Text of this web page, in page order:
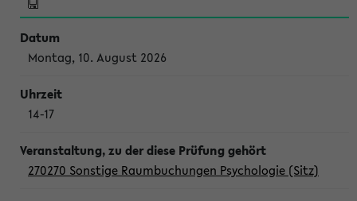
Montag, 10. August 2026
14-17
270270 Sonstige Raumbuchungen Psychologie (Sitz)